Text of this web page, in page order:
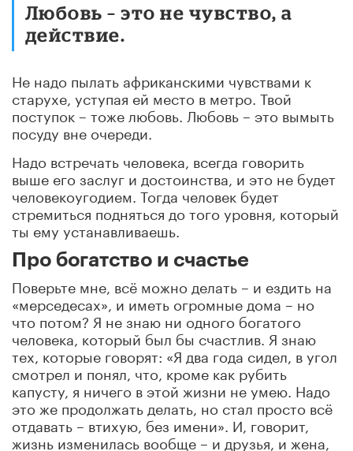
Любовь – это не чувство, а
действие.
Не надо пылать африканскими чувствами к
старухе, уступая ей место в метро. Твой
поступок – тоже любовь. Любовь – это вымыть
посуду вне очереди.
Надо встречать человека, всегда говорить
выше его заслуг и достоинства, и это не будет
человекоугодием. Тогда человек будет
стремиться подняться до того уровня, который
ты ему устанавливаешь.
Про богатство и счастье
Поверьте мне, всё можно делать – и ездить на
«мерседесах», и иметь огромные дома – но
что потом? Я не знаю ни одного богатого
человека, который был бы счастлив. Я знаю
тех, которые говорят: «Я два года сидел, в угол
смотрел и понял, что, кроме как рубить
капусту, я ничего в этой жизни не умею. Надо
это же продолжать делать, но стал просто всё
отдавать – втихую, без имени». И, говорит,
жизнь изменилась вообще – и друзья, и жена,